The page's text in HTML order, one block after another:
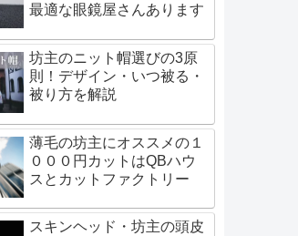
最適な眼鏡屋さんあります
坊主のニット帽選びの3原
則！デザイン・いつ被る・
被り方を解説
薄毛の坊主にオススメの１
０００円カットはQBハウ
スとカットファクトリー
スキンヘッド・坊主の頭皮